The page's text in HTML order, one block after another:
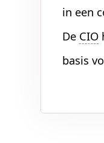
in een
De CIO
basis